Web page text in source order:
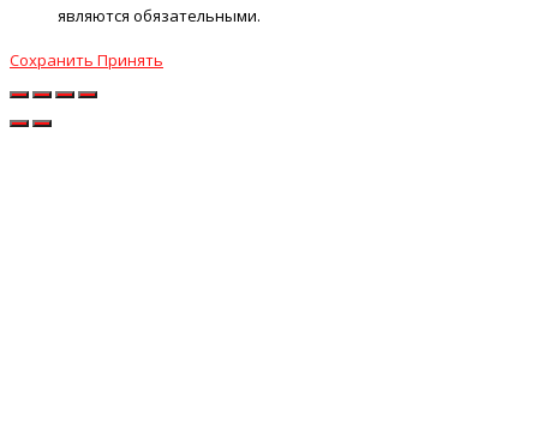
являются обязательными.
Сохранить Принять